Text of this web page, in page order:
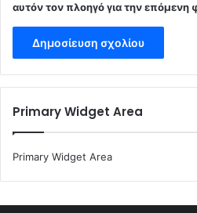
αυτόν τον πλοηγό για την
Primary Widget Area
Primary Widget Area